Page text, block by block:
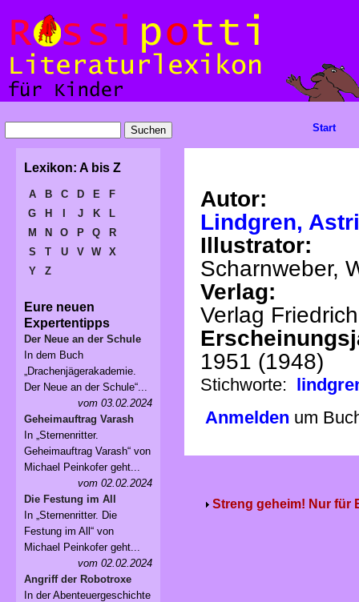
Autor:
Lindgren,
Illustrator:
Scharnweber,
Verlag:
Verlag
1951 (1948)
Stichworte:
Anmelden um
Streng geheim! Nur für
Start
Lexikon: A bis Z
A B C D E
F
G
H J K
L
M
N O P Q
R
S
T U V W
X
Y
Z
Eure neuen
Expertentipps
Der Neue an der Schule
In dem Buch
„Drachenjägerakademie.
Der Neue an der Schule“...
vom 03.02.2024
Geheimauftrag Varash
In „Sternenritter.
Geheimauftrag Varash“ von
Michael Peinkofer geht...
vom 02.02.2024
Die Festung im All
In „Sternenritter. Die
Festung im All“ von
Michael Peinkofer geht...
vom 02.02.2024
Angriff der Robotroxe
In der Abenteuergeschichte